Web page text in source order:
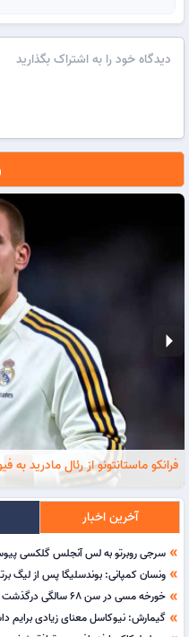
فرانکو ماستانتونو از رئال مادرید به
arrow_right
آخرین اخبار
double_arrow سرجی روبرتو به لس آنجلس گلکسی
double_arrow ونسان کمپانی: بوندسلیگا پس از لیگ
double_arrow خورخه مسی در سن 68 سالگی درگذشت
double_arrow گیمارش: نیوکاسل معنای زیادی برایم